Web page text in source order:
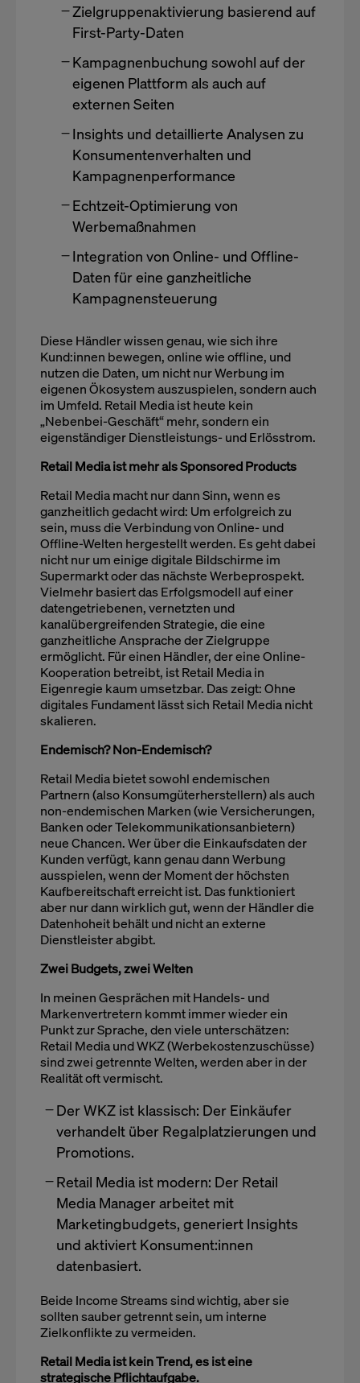
Zielgruppenaktivierung basierend auf
First-Party-Daten
Kampagnenbuchung sowohl auf der
eigenen Plattform als auch auf
externen Seiten
Insights und detaillierte Analysen zu
Konsumentenverhalten und
Kampagnenperformance
Echtzeit-Optimierung von
Werbemaßnahmen
Integration von Online- und Offline-
Daten für eine ganzheitliche
Kampagnensteuerung
Diese Händler wissen genau, wie sich ihre
Kund:innen bewegen, online wie offline, und
nutzen die Daten, um nicht nur Werbung im
eigenen Ökosystem auszuspielen, sondern auch
im Umfeld. Retail Media ist heute kein
„Nebenbei-Geschäft“ mehr, sondern ein
eigenständiger Dienstleistungs- und Erlösstrom.
Retail Media ist mehr als Sponsored Products
Retail Media macht nur dann Sinn, wenn es
ganzheitlich gedacht wird: Um erfolgreich zu
sein, muss die Verbindung von Online- und
Offline-Welten hergestellt werden. Es geht dabei
nicht nur um einige digitale Bildschirme im
Supermarkt oder das nächste Werbeprospekt.
Vielmehr basiert das Erfolgsmodell auf einer
datengetriebenen, vernetzten und
kanalübergreifenden Strategie, die eine
ganzheitliche Ansprache der Zielgruppe
ermöglicht. Für einen Händler, der eine Online-
Kooperation betreibt, ist Retail Media in
Eigenregie kaum umsetzbar. Das zeigt: Ohne
digitales Fundament lässt sich Retail Media nicht
skalieren.
Endemisch? Non-Endemisch?
Retail Media bietet sowohl endemischen
Partnern (also Konsumgüterherstellern) als auch
non-endemischen Marken (wie Versicherungen,
Banken oder Telekommunikationsanbietern)
neue Chancen. Wer über die Einkaufsdaten der
Kunden verfügt, kann genau dann Werbung
ausspielen, wenn der Moment der höchsten
Kaufbereitschaft erreicht ist. Das funktioniert
aber nur dann wirklich gut, wenn der Händler die
Datenhoheit behält und nicht an externe
Dienstleister abgibt.
Zwei Budgets, zwei Welten
In meinen Gesprächen mit Handels- und
Markenvertretern kommt immer wieder ein
Punkt zur Sprache, den viele unterschätzen:
Retail Media und WKZ (Werbekostenzuschüsse)
sind zwei getrennte Welten, werden aber in der
Realität oft vermischt.
Der WKZ ist klassisch: Der Einkäufer
verhandelt über Regalplatzierungen und
Promotions.
Retail Media ist modern: Der Retail
Media Manager arbeitet mit
Marketingbudgets, generiert Insights
und aktiviert Konsument:innen
datenbasiert.
Beide Income Streams sind wichtig, aber sie
sollten sauber getrennt sein, um interne
Zielkonflikte zu vermeiden.
Retail Media ist kein Trend, es ist eine
strategische Pflichtaufgabe.